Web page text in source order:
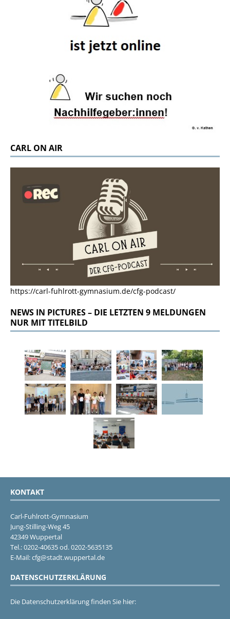
CARL ON AIR
https://carl-fuhlrott-gymnasium.de/cfg-podcast/
NEWS IN PICTURES – DIE LETZTEN 9 MELDUNGEN
NUR MIT TITELBILD
KONTAKT
Carl-Fuhlrott-Gymnasium
Jung-Stilling-Weg 45
42349 Wuppertal
Tel.: 0202-40635 od. 0202-5635135
E-Mail: cfg@stadt.wuppertal.de
DATENSCHUTZERKLÄRUNG
Die Datenschutzerklärung finden Sie hier: